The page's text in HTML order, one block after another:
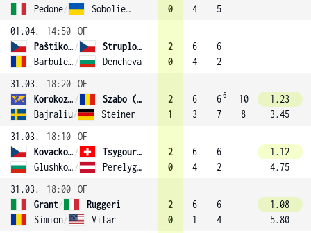
Pedone/ Sobolieva
0
4
5
01.04.
14:50 OF
Paštiková /
Struplova
Barbulescu / Dencheva
2
0
6
4
6
2
31.03.
18:20 OF
Korokozidi /
Szabo (3)
Bajraliu/ Steiner
2
1
6
3
66
7
10
8
1.23
3.45
31.03.
18:10 OF
Kovackova /
Tsygourova (4)
Glushkova / Perelygina
2
0
6
4
6
2
1.12
4.75
31.03.
18:00 OF
Grant/
Ruggeri
Simion/ Vilar
2
0
6
1
6
4
1.08
5.80